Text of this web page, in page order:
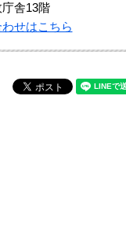
舎13階
せはこちら